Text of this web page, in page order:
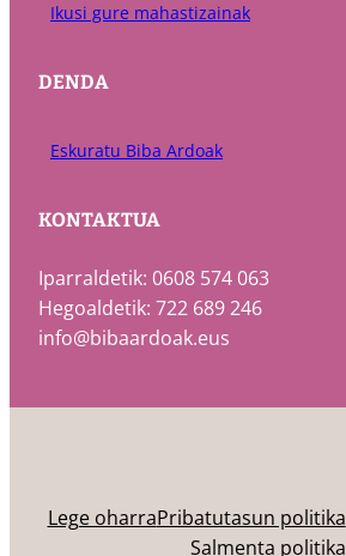
Ikusi gure mahastizainak
DENDA
Eskuratu Biba Ardoak
KONTAKTUA
Iparraldetik: 0608 574 063
Hegoaldetik: 722 689 246
info@bibaardoak.eus
Lege oharraPribatutasun politika
Salmenta politika